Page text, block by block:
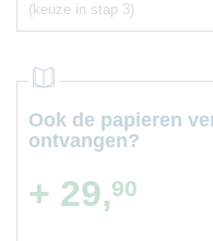
(keuze in stap 3)
Ook de papieren
ontvangen?
+ 29,90